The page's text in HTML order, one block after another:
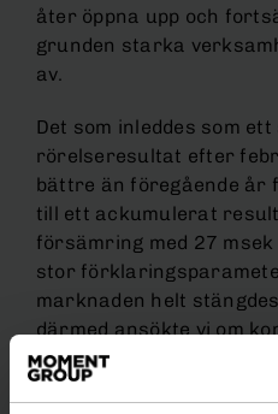
åter öppna upp och
grunden starka
av.
Det som inleddes som
rörelseresultat efter
bättre än föregående år
till ett ackumulerat
försämring med 27
stor
marknaden helt
därmed ansökte vi om
verksamheten. Detta gav
resultateffekt på 18